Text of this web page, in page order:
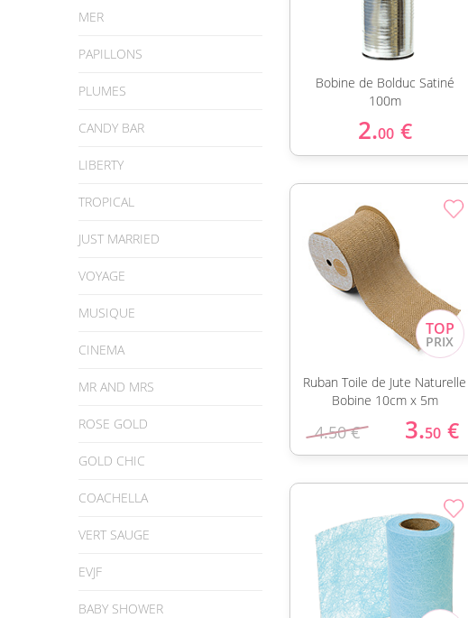
MER
PAPILLONS
PLUMES
CANDY BAR
LIBERTY
TROPICAL
JUST MARRIED
VOYAGE
MUSIQUE
CINEMA
MR AND MRS
ROSE GOLD
GOLD CHIC
COACHELLA
VERT SAUGE
EVJF
BABY SHOWER
Bobine de Bolduc Satiné
100m
2.00 €
Ruban Toile de Jute Naturelle
Bobine 10cm x 5m
4.50 € 3.50 €